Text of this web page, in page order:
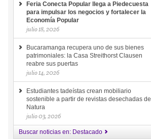
Feria Conecta Popular llega a Piedecuesta
para impulsar los negocios y fortalecer la
Economía Popular
julio 18, 2026
Bucaramanga recupera uno de sus bienes
patrimoniales: la Casa Streithorst Clausen
reabre sus puertas
julio 14, 2026
Estudiantes tadeístas crean mobiliario
sostenible a partir de revistas desechadas de
Natura
julio 03, 2026
Buscar noticias en: Destacado